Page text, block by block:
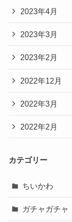
2023年4月
2023年3月
2023年2月
2022年12月
2022年3月
2022年2月
カテゴリー
ちいかわ
ガチャガチャ